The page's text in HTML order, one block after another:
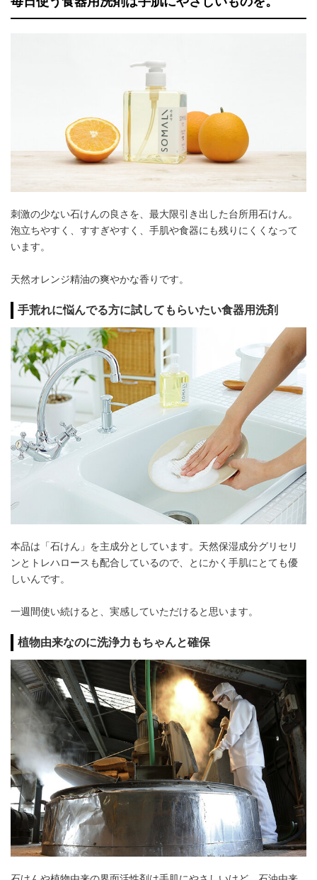
刺激の少ない石けんの良さを、最大限引き出した台所用石けん。
泡立ちやすく、すすぎやすく、手肌や食器にも残りにくくなって
います。
天然オレンジ精油の爽やかな香りです。
手荒れに悩んでる方に試してもらいたい食器用洗剤
本品は「石けん」を主成分としています。天然保湿成分グリセリ
ンとトレハロースも配合しているので、とにかく手肌にとても優
しいんです。
一週間使い続けると、実感していただけると思います。
植物由来なのに洗浄力もちゃんと確保